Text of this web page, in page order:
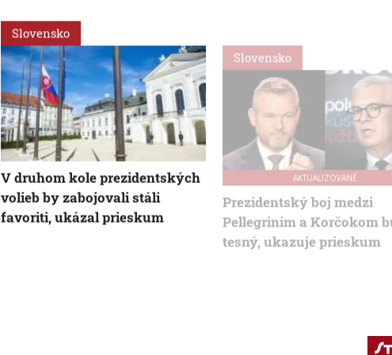
Slovensko
V druhom kole prezidentských
volieb by zabojovali stáli
favoriti, ukázal prieskum
AKTUALIZOVANÉ
Prezidentský boj medzi
Pellegrinim a Korčokom
tesný, ukazuje prieskum